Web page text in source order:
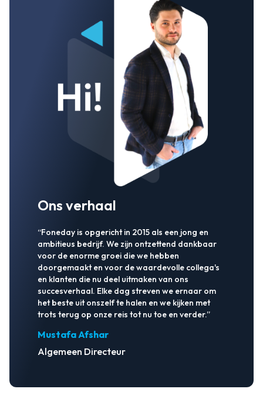
Ons verhaal
“Foneday is opgericht in 2015 als een jong en
ambitieus bedrijf. We zijn ontzettend dankbaar
voor de enorme groei die we hebben
doorgemaakt en voor de waardevolle collega's
en klanten die nu deel uitmaken van ons
succesverhaal. Elke dag streven we ernaar om
het beste uit onszelf te halen en we kijken met
trots terug op onze reis tot nu toe en verder.”
Mustafa Afshar
Algemeen Directeur